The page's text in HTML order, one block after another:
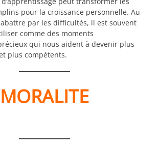
pour la croissance personnelle. Au
par les difficultés, il est souvent
comme des moments
qui nous aident à devenir plus
plus compétents.
MORALITE